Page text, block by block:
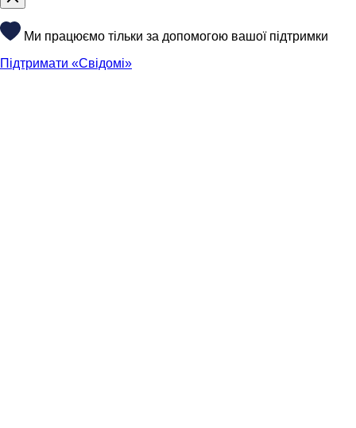
Ми працюємо тільки за допомогою вашої підтримки
Підтримати «Свідомі»